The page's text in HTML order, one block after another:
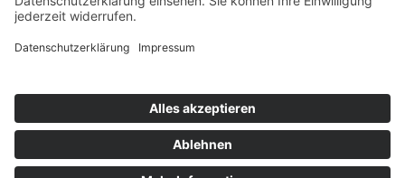
SONSTIGES
Facebook